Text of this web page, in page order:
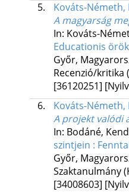
5.
Kováts-Németh,
A magyarság
In: Kováts-
Educationis
Győr,
Recenzió/kritika
[36120251]
6.
Kováts-Németh,
A projekt valódi
In: Bodáné,
szintjein :
Győr,
Szaktanulmány
[34008603]